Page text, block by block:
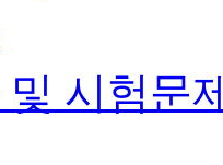
시험문